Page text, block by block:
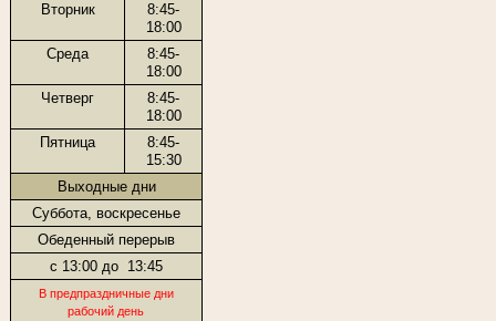
Вторник
8:45-
18:00
Среда
8:45-
18:00
Четверг
8:45-
18:00
Пятница
8:45-
15:30
Выходные дни
Суббота, воскресенье
Обеденный перерыв
с 13:00 до 13:45
В предпраздничные дни
рабочий день